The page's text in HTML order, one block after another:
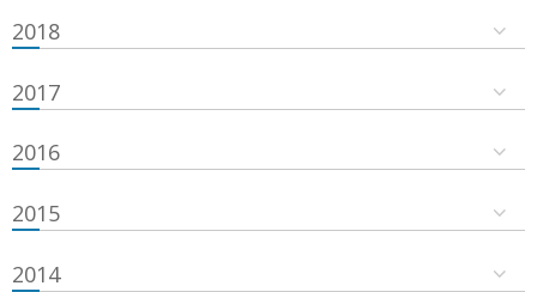
2018
2017
2016
2015
2014